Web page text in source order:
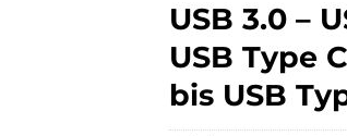
USB 3.0 –
USB Type
bis USB